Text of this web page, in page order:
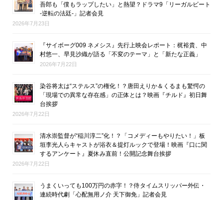
吾郎も「僕もラップしたい」と熱望？ドラマ9「リーガルビート
-逆転の法廷-」記者会見
2026年7月23日
『サイボーグ009 ネメシス』先行上映会レポート：梶裕貴、中
村悠一、早見沙織が語る「不変のテーマ」と「新たな正義」
2026年7月22日
染谷将太は“ステルス”の権化！？唐田えりか＆くるまも驚愕の
「現場での異常な存在感」の正体とは？映画『チルド』初日舞
台挨拶
2026年7月22日
清水崇監督が“稲川淳二”化！？「コメディーもやりたい！」板
垣李光人らキャストが浴衣＆提灯ルックで登場！映画『口に関
するアンケート』夏休み直前！公開記念舞台挨拶
2026年7月22日
うまくいっても100万円の赤字！？侍タイムスリッパー外伝・
連続時代劇「心配無用ノ介 天下御免」記者会見